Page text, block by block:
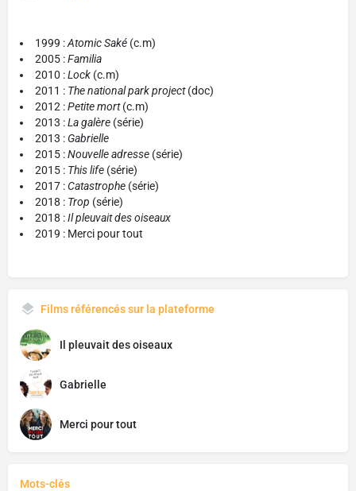
1999 :Atomic Saké (c.m)
2005 :Familia
2010 :Lock (c.m)
2011 : The national park project(doc)
2012 :Petite mort(c.m)
2013 :La galère (série)
2013 : Gabrielle
2015 :Nouvelle adresse (série)
2015 : This life (série)
2017 :Catastrophe (série)
2018 : Trop (série)
2018 :Il pleuvait des oiseaux
2019 : Merci pour tout
Films référencés sur la plateforme
Il pleuvait des oiseaux
Gabrielle
Merci pour tout
Mots-clés